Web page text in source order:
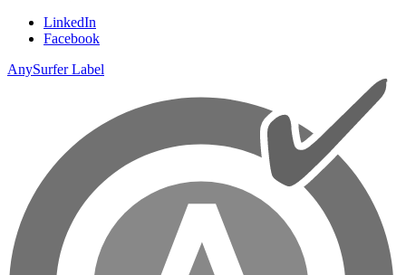
LinkedIn
Facebook
AnySurfer Label